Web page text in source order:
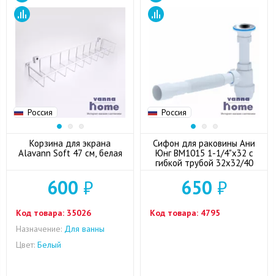
Россия
Корзина для экрана
Alavann Soft 47 см, белая
600 ₽
Код товара: 35026
Назначение: Для ванны
Цвет: Белый
Россия
Сифон для раковины Ани
Юнг ВМ1015 1-1/4"x32 с
гибкой трубой 32x32/40
650 ₽
Код товара: 4795